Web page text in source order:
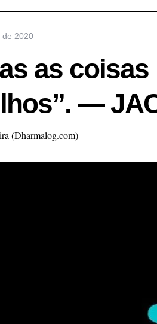
de 2020
as
—
(Dharmalog.com)